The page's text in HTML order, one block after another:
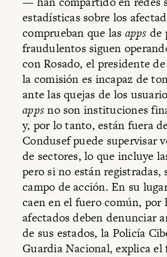
estadísticas sobre los
comprueban que las apps de
fraudulentos siguen
con Rosado, el presidente
la comisión es incapaz de
ante las quejas de los
appsno son instituciones
y, por lo tanto, están fuera
Condusef puede supervisar
de sectores, lo que incluye
pero si no están registradas,
campo de acción. En su
caen en el fuero común, por
afectados deben denunciar
de sus estados, la Policía
Guardia Nacional, explica